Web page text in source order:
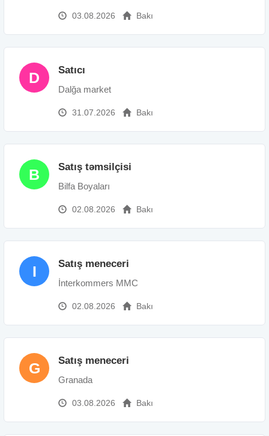
03.08.2026 Bakı
D Satıcı
Dalğa market
31.07.2026 Bakı
B Satış təmsilçisi
Bilfa Boyaları
02.08.2026 Bakı
I Satış meneceri
İnterkommers MMC
02.08.2026 Bakı
G Satış meneceri
Granada
03.08.2026 Bakı